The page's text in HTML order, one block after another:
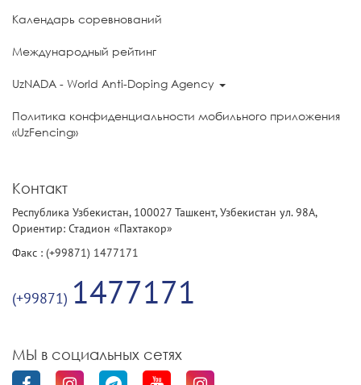
Календарь соревнований
Международный рейтинг
UzNADA - World Anti-Doping Agency
Политика конфиденциальности мобильного приложения
«UzFencing»
Контакт
Республика Узбекистан, 100027 Ташкент, Узбекистан ул. 98А,
Ориентир: Стадион «Пахтакор»
Факс : (+99871) 1477171
(+99871) 1477171
МЫ в социальных сетях